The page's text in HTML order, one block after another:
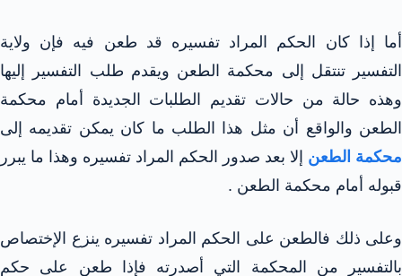
أما إذا كان الحكم المراد تفسيره قد طعن فيه فإن ولاية
التفسير تنتقل إلى محكمة الطعن ويقدم طلب التفسير إليها
وهذه حالة من حالات تقديم الطلبات الجديدة أمام محكمة
الطعن والواقع أن مثل هذا الطلب ما كان يمكن تقديمه إلى
محكمة الطعن إلا بعد صدور الحكم المراد تفسيره وهذا ما يبرر
قبوله أمام محكمة الطعن .
وعلى ذلك فالطعن على الحكم المراد تفسيره ينزع الإختصاص
بالتفسير من المحكمة التي أصدرته فإذا طعن على حكم